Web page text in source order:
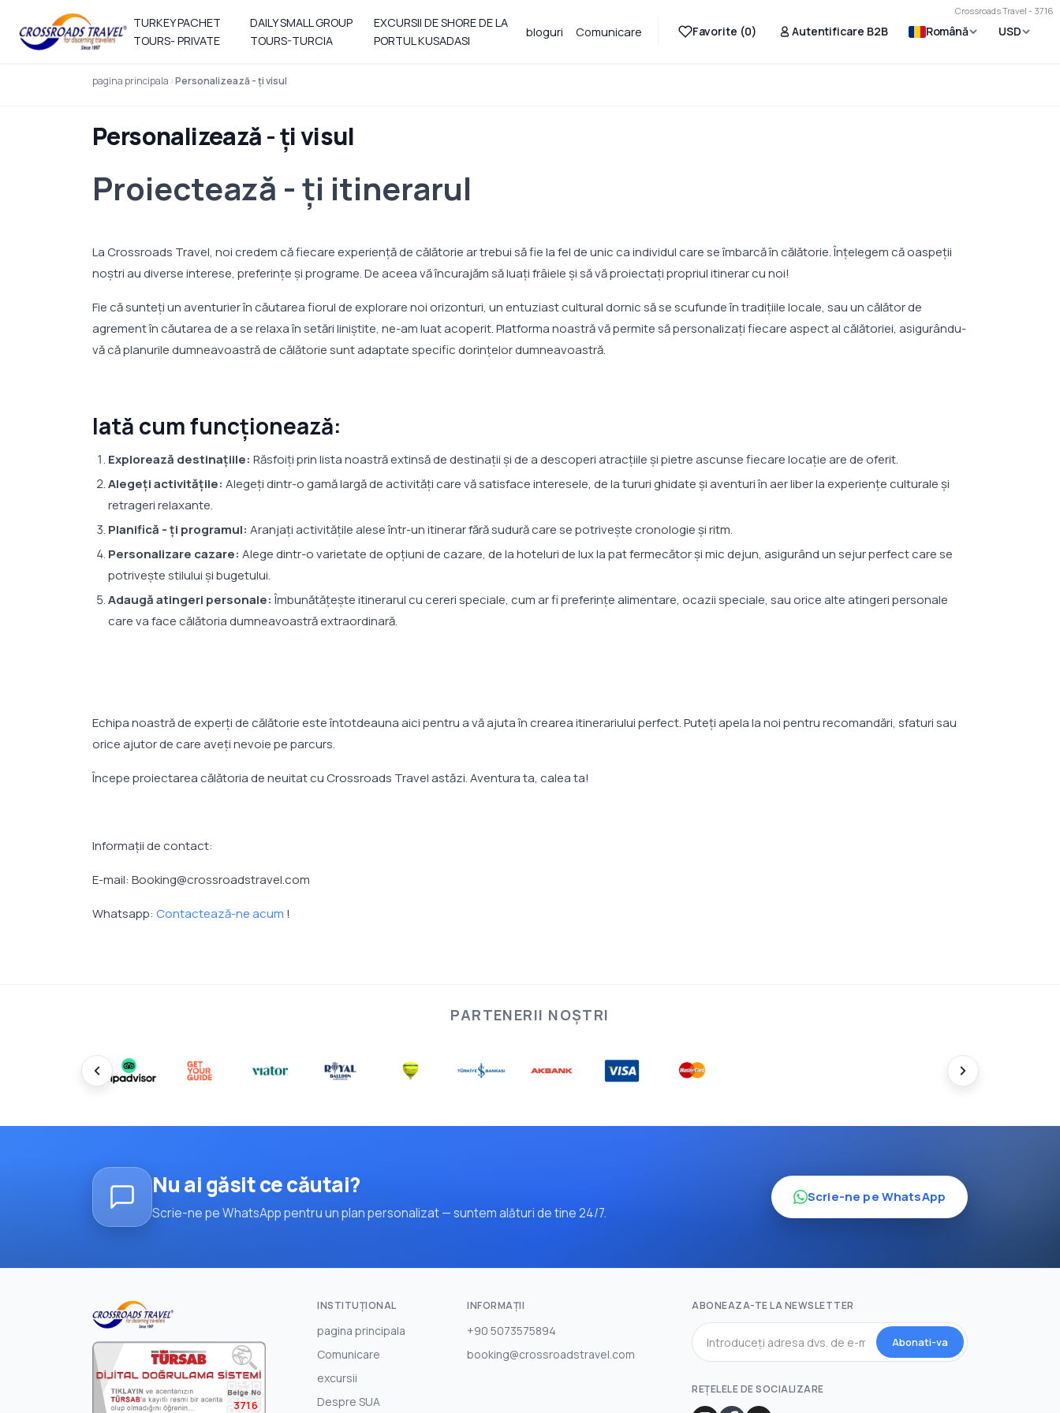
Crossroads Travel - 3716
TURKEY PACHET
TOURS- PRIVATE
DAILY SMALL GROUP
TOURS-TURCIA
EXCURSII DE SHORE DE LA
PORTUL KUSADASI
bloguri Comunicare Favorite (0) Autentificare B2B Română USD
pagina principala Personalizează - ţi visul
Personalizează - ţi visul
Proiectează - ţi itinerarul
La Crossroads Travel, noi credem că fiecare experiență de călătorie ar trebui să fie la fel de unic ca individul care se îmbarcă în călătorie. Înţelegem că oaspeţii
noştri au diverse interese, preferinţe şi programe. De aceea vă încurajăm să luaţi frâiele şi să vă proiectaţi propriul itinerar cu noi!
Fie că sunteți un aventurier în căutarea fiorul de explorare noi orizonturi, un entuziast cultural dornic să se scufunde în tradițiile locale, sau un călător de
agrement în căutarea de a se relaxa în setări liniștite, ne-am luat acoperit. Platforma noastră vă permite să personalizați fiecare aspect al călătoriei, asigurându-
vă că planurile dumneavoastră de călătorie sunt adaptate specific dorințelor dumneavoastră.
Iată cum funcționează:
Explorează destinațiile: Răsfoiţi prin lista noastră extinsă de destinaţii şi de a descoperi atracţiile şi pietre ascunse fiecare locaţie are de oferit.
Alegeți activitățile: Alegeţi dintr-o gamă largă de activităţi care vă satisface interesele, de la tururi ghidate şi aventuri în aer liber la experienţe culturale şi
retrageri relaxante.
Planifică - ţi programul: Aranjați activitățile alese într-un itinerar fără sudură care se potrivește cronologie și ritm.
Personalizare cazare: Alege dintr-o varietate de opțiuni de cazare, de la hoteluri de lux la pat fermecător și mic dejun, asigurând un sejur perfect care se
potrivește stilului și bugetului.
Adaugă atingeri personale:Îmbunătățește itinerarul cu cereri speciale, cum ar fi preferințe alimentare, ocazii speciale, sau orice alte atingeri personale
care va face călătoria dumneavoastră extraordinară.
Echipa noastră de experți de călătorie este întotdeauna aici pentru a vă ajuta în crearea itinerariului perfect. Puteţi apela la noi pentru recomandări, sfaturi sau
orice ajutor de care aveţi nevoie pe parcurs.
Începe proiectarea călătoria de neuitat cu Crossroads Travel astăzi. Aventura ta, calea ta!
Informaţii de contact:
E-mail: Booking@crossroadstravel.com
Whatsapp: Contactează-ne acum !
PARTENERII NOȘTRI
Nu ai găsit ce căutai?
Scrie-ne pe WhatsApp pentru un plan personalizat — suntem alături de tine 24/7.
Scrie-ne pe WhatsApp
3716
INSTITUŢIONAL
pagina principala
Comunicare
excursii
Despre SUA
INFORMAȚII
+90 5073575894
booking@crossroadstravel.com
ABONEAZA-TE LA NEWSLETTER
Abonati-va
REȚELELE DE SOCIALIZARE